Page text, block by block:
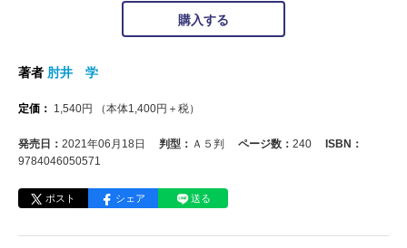
購入する
著者 肘井 学
定価： 1,540円 （本体1,400円＋税）
発売日： 2021年06月18日 判型： Ａ５判 ページ数： 240
ISBN：
9784046050571
ポスト シェア 送る